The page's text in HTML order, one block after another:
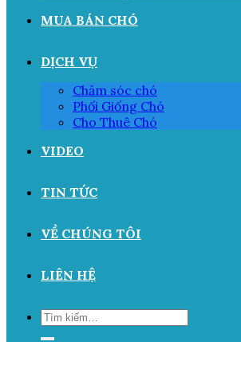
MUA BÁN CHÓ
DỊCH VỤ
Chăm sóc chó
Phối Giống Chó
Cho Thuê Chó
VIDEO
TIN TỨC
VỀ CHÚNG TÔI
LIÊN HỆ